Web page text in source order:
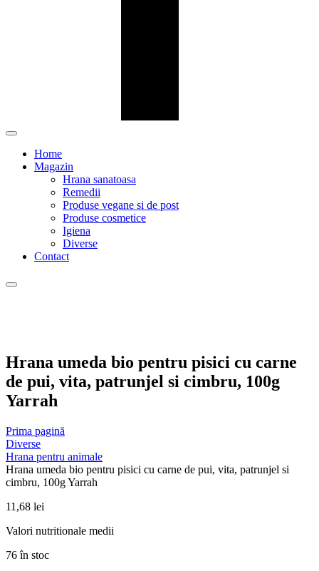
Home
Magazin
Hrana sanatoasa
Remedii
Produse vegane si de post
Produse cosmetice
Igiena
Diverse
Contact
Hrana umeda bio pentru pisici cu carne
de pui, vita, patrunjel si cimbru, 100g
Yarrah
Prima pagină
Diverse
Hrana pentru animale
Hrana umeda bio pentru pisici cu carne de pui, vita, patrunjel si
cimbru, 100g Yarrah
11,68 lei
Valori nutritionale medii
76 în stoc